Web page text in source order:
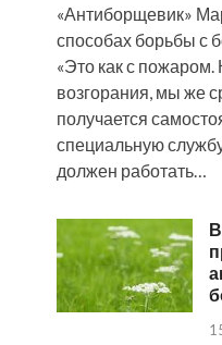
«Антиборщевик»
способах борьбы с
«Это как с
возгорания, мы же
получается
специальную
должен работать…